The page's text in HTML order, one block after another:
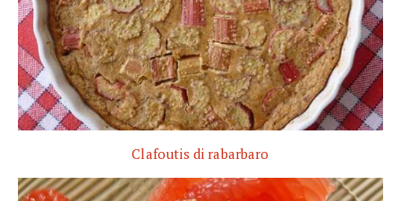
Clafoutis di rabarbaro